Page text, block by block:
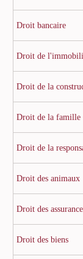
Droit bancaire
Droit de
Droit de la
Droit de la famille
Droit de la
Droit des animaux
Droit des
Droit des biens